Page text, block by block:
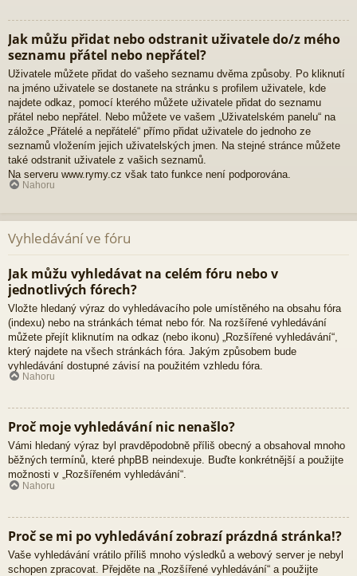
Jak můžu přidat nebo odstranit uživatele do/z mého
seznamu přátel nebo nepřátel?
Uživatele můžete přidat do vašeho seznamu dvěma způsoby. Po kliknutí
na jméno uživatele se dostanete na stránku s profilem uživatele, kde
najdete odkaz, pomocí kterého můžete uživatele přidat do seznamu
přátel nebo nepřátel. Nebo můžete ve vašem „Uživatelském panelu“ na
záložce „Přátelé a nepřátelé“ přímo přidat uživatele do jednoho ze
seznamů vložením jejich uživatelských jmen. Na stejné stránce můžete
také odstranit uživatele z vašich seznamů.
Na serveru www.rymy.cz však tato funkce není podporována.
Nahoru
Vyhledávání ve fóru
Jak můžu vyhledávat na celém fóru nebo v
jednotlivých fórech?
Vložte hledaný výraz do vyhledávacího pole umístěného na obsahu fóra
(indexu) nebo na stránkách témat nebo fór. Na rozšířené vyhledávání
můžete přejít kliknutím na odkaz (nebo ikonu) „Rozšířené vyhledávání“,
který najdete na všech stránkách fóra. Jakým způsobem bude
vyhledávání dostupné závisí na použitém vzhledu fóra.
Nahoru
Proč moje vyhledávání nic nenašlo?
Vámi hledaný výraz byl pravděpodobně příliš obecný a obsahoval mnoho
běžných termínů, které phpBB neindexuje. Buďte konkrétnější a použijte
možnosti v „Rozšířeném vyhledávání“.
Nahoru
Proč se mi po vyhledávání zobrazí prázdná stránka!?
Vaše vyhledávání vrátilo příliš mnoho výsledků a webový server je nebyl
schopen zpracovat. Přejděte na „Rozšířené vyhledávání“ a použijte